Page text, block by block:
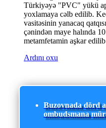
Türkiyəyə "PVC" yükü
yoxlamaya cəlb edilib.
vasitəsinin yanacaq
çənindən maye halında
metamfetamin aşkar edilib
Ardını oxu
Buzovnada dörd
ombudsmana